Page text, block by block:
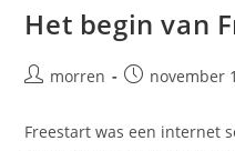
Het begin van
Berichtmorren
Berichtnovember
Freestart was een internet